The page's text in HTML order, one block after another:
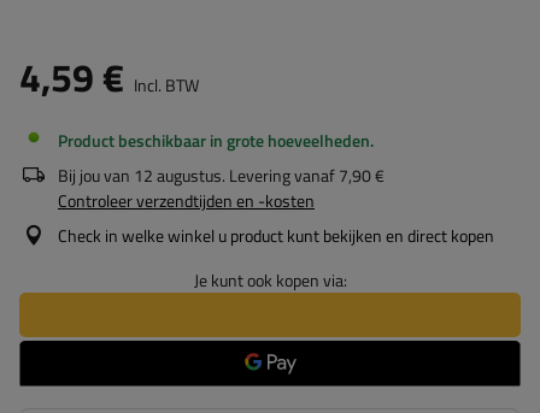
4,59 € Incl. BTW
Product beschikbaar in grote hoeveelheden
Bij jou van 12 augustus. Levering vanaf7,90 €
Controleer verzendtijden en -kosten
Check in welke winkel u product kunt bekijken en direct kopen
Je kunt ook kopen via: